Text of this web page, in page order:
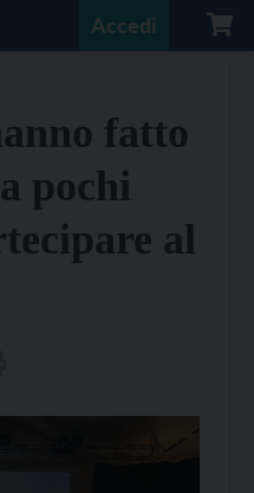
Accedi
fatto
pochi
al